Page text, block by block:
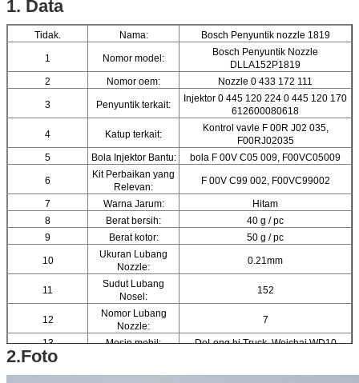
1. Data
Tidak. Nama: Bosch Penyuntik nozzle 1819
1 Nomor model:
Bosch Penyuntik Nozzle
DLLA152P1819
2
Nomor oem: Nozzle 0 433 172 111
3 Penyuntik terkait:
Injektor 0 445 120 224 0 445 120 170
612600080618
4 Katup terkait:
Kontrol vavle F 00R J02 035,
F00RJ02035
5
Bola Injektor Bantu: bola F 00V C05 009, F00VC05009
6
Kit Perbaikan yang
Relevan:
F 00V C99 002, F00VC99002
7 Warna Jarum:
Hitam
8
Berat bersih:
40 g / pc
9
Berat kotor: 50 g / pc
10
Ukuran Lubang
Nozzle:
0.21mm
11
Sudut Lubang
Nosel:
152
12
Nomor Lubang
Nozzle:
7
13 Mesin mobil:
DeLong hi Truck, Weichai WD10
14
15
Bahan:
Baja berkecepatan tinggi
2.Foto